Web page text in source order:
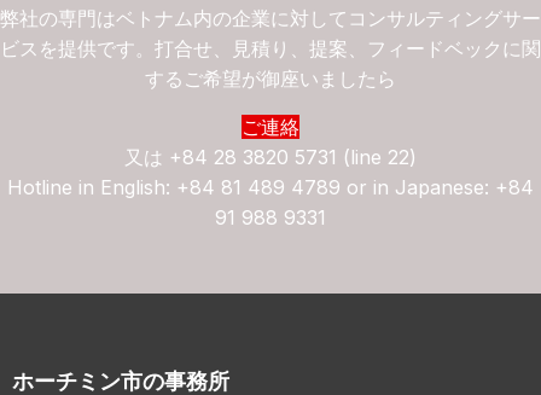
弊社の専門はベトナム内の企業に対してコンサルティングサー
ビスを提供です。打合せ、見積り、提案、フィードベックに関
するご希望が御座いましたら
ご連絡
又は +84 28 3820 5731 (line 22)
Hotline in English: +84 81 489 4789 or in Japanese: +84
91 988 9331
ホーチミン市の事務所